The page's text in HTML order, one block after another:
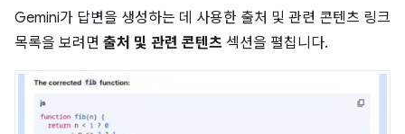
Gemini가 답변을 생성하는 데 사용한 출처 및 관련 콘텐츠 링크
목록을 보려면 출처 및 관련 콘텐츠 섹션을 펼칩니다.